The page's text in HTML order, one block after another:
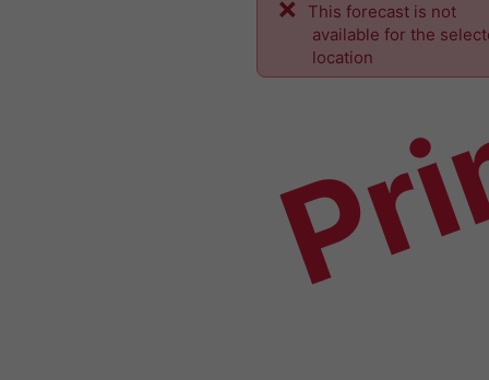
This forecast is not
available for the
location